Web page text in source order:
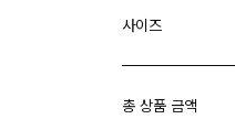
사이즈
총 상품 금액